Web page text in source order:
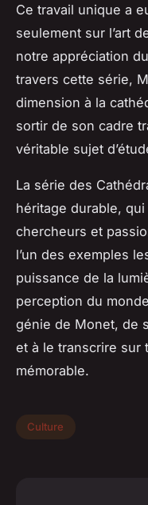
Ce travail unique a
seulement sur l’art
notre appréciation
travers cette série,
dimension à la
sortir de son cadre
véritable sujet
La série des
héritage durable,
chercheurs et
l’un des exemples
puissance de la
perception du
génie de Monet, de
et à le transcrire sur
mémorable.
Culture